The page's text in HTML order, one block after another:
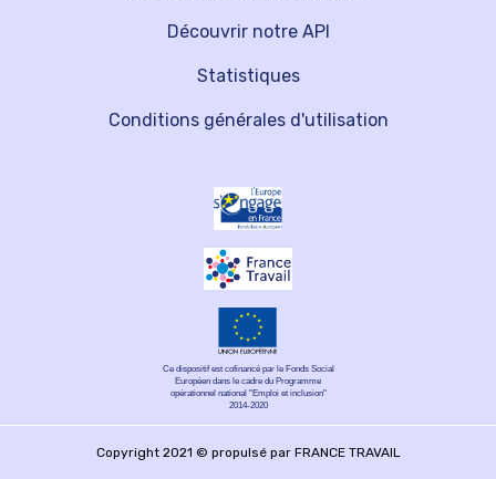
Découvrir notre API
Statistiques
Conditions générales d'utilisation
Ce dispositif est cofinancé par le Fonds Social
Européen dans le cadre du Programme
opérationnel national "Emploi et inclusion"
2014-2020
Copyright 2021 © propulsé par FRANCE TRAVAIL